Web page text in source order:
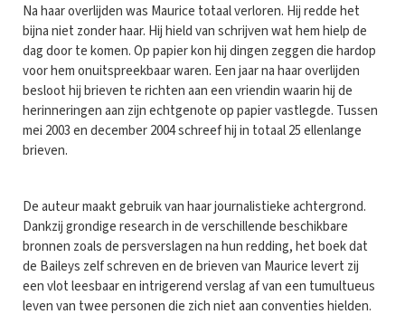
Na haar overlijden was Maurice totaal verloren. Hij redde het
bijna niet zonder haar. Hij hield van schrijven wat hem hielp de
dag door te komen. Op papier kon hij dingen zeggen die hardop
voor hem onuitspreekbaar waren. Een jaar na haar overlijden
besloot hij brieven te richten aan een vriendin waarin hij de
herinneringen aan zijn echtgenote op papier vastlegde. Tussen
mei 2003 en december 2004 schreef hij in totaal 25 ellenlange
brieven.
De auteur maakt gebruik van haar journalistieke achtergrond.
Dankzij grondige research in de verschillende beschikbare
bronnen zoals de persverslagen na hun redding, het boek dat
de Baileys zelf schreven en de brieven van Maurice levert zij
een vlot leesbaar en intrigerend verslag af van een tumultueus
leven van twee personen die zich niet aan conventies hielden.